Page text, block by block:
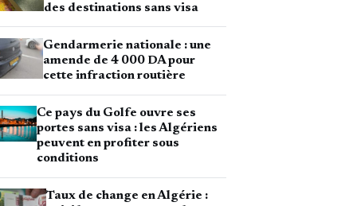
des destinations sans visa
Gendarmerie nationale : une
amende de 4 000 DA pour
cette infraction routière
Ce pays du Golfe ouvre ses
portes sans visa : les Algériens
peuvent en profiter sous
conditions
Taux de change en Algérie :